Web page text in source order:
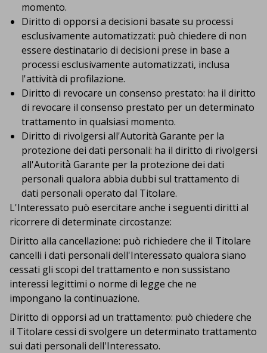
momento.
Diritto di opporsi a decisioni basate su processi
esclusivamente automatizzati: può chiedere di non
essere destinatario di decisioni prese in base a
processi esclusivamente automatizzati, inclusa
l'attività di profilazione.
Diritto di revocare un consenso prestato: ha il diritto
di revocare il consenso prestato per un determinato
trattamento in qualsiasi momento.
Diritto di rivolgersi all'Autorità Garante per la
protezione dei dati personali: ha il diritto di rivolgersi
all'Autorità̀ Garante per la protezione dei dati
personali qualora abbia dubbi sul trattamento di
dati personali operato dal Titolare.
L'Interessato può esercitare anche i seguenti diritti al
ricorrere di determinate circostanze:
Diritto alla cancellazione: può richiedere che il Titolare
cancelli i dati personali dell'Interessato qualora siano
cessati gli scopi del trattamento e non sussistano
interessi legittimi o norme di legge che ne
impongano la continuazione.
Diritto di opporsi ad un trattamento: può chiedere che
il Titolare cessi di svolgere un determinato trattamento
sui dati personali dell'Interessato.